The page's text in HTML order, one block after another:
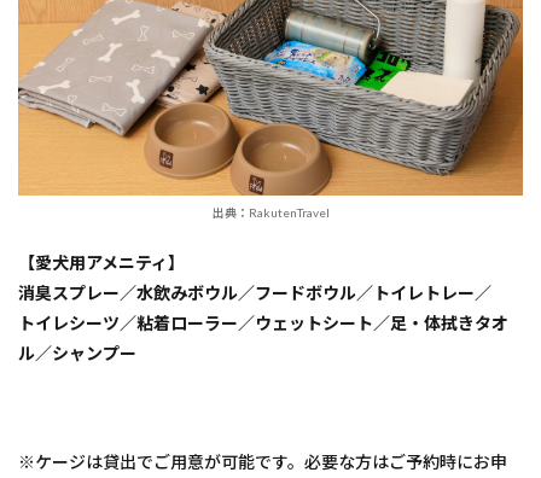
出典：RakutenTravel
【愛犬用アメニティ】
消臭スプレー／水飲みボウル／フードボウル／トイレトレー／
トイレシーツ／粘着ローラー／ウェットシート／足・体拭きタオ
ル／シャンプー
※ケージは貸出でご用意が可能です。必要な方はご予約時にお申